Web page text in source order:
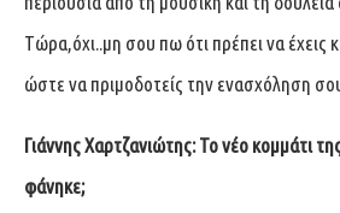
Τώρα,όχι..μη σου πω ότι πρέπει να έχεις
ώστε να πριμοδοτείς την ενασχόληση
Γιάννης Χαρτζανιώτης: Το νέο κομμάτι
φάνηκε;